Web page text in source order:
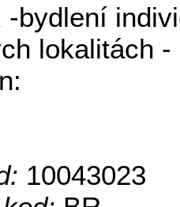
-bydlení
lokalitách -
10043023